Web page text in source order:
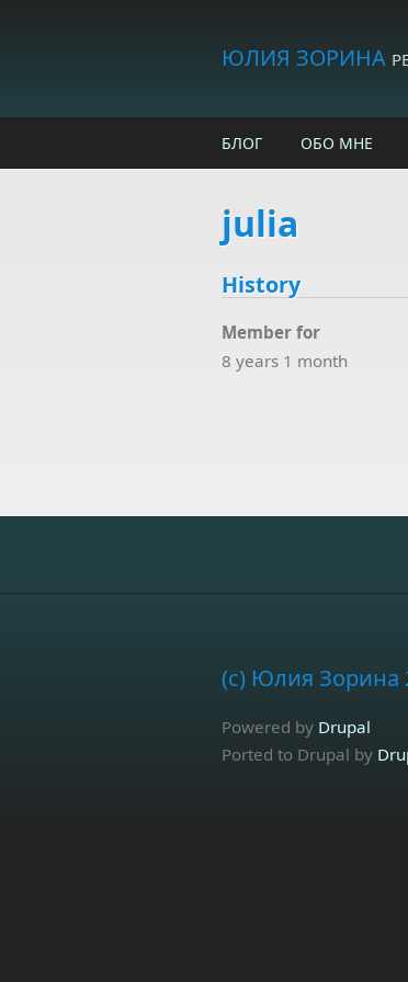
ЮЛИЯ ЗОРИНА
БЛОГ ОБО МНЕ
julia
History
Member for
8 years 1 month
(c) Юлия Зорина
Powered by Drupal
Ported to Drupal by